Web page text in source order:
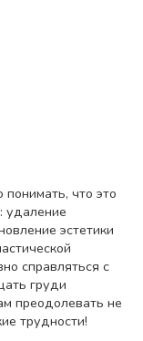
что это
удаление
эстетики
справляться с
груди
преодолевать не
трудности!